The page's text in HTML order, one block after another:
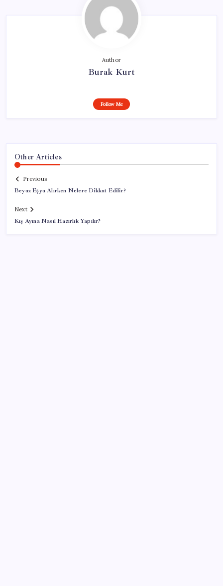
Author
Burak Kurt
Follow Me
Other Articles
Previous
Beyaz Eşya Alırken Nelere Dikkat Edilir?
Next
Kış Ayına Nasıl Hazırlık Yapılır?